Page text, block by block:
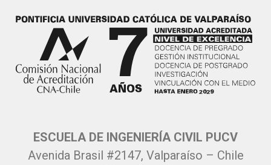
ESCUELA DE INGENIERÍA CIVIL PUCV
Avenida Brasil #2147, Valparaíso – Chile